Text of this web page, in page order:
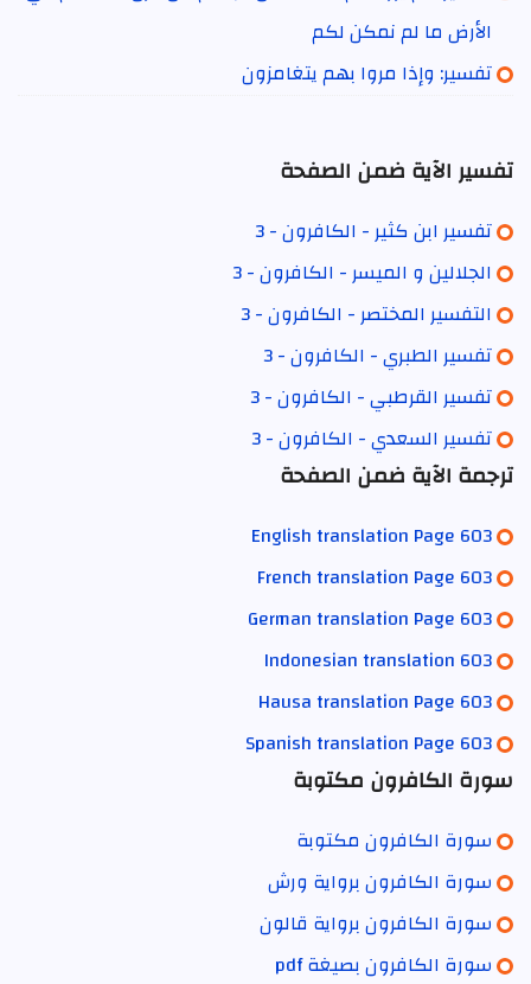
الأرض ما لم نمكن لكم
تفسير: وإذا مروا بهم يتغامزون
تفسير الآية ضمن الصفحة
تفسير ابن كثير - الكافرون - 3
الجلالين و الميسر - الكافرون - 3
التفسير المختصر - الكافرون - 3
تفسير الطبري - الكافرون - 3
تفسير القرطبي - الكافرون - 3
تفسير السعدي - الكافرون - 3
ترجمة الآية ضمن الصفحة
English translation Page 603
French translation Page 603
German translation Page 603
Indonesian translation 603
Hausa translation Page 603
Spanish translation Page 603
سورة الكافرون مكتوبة
سورة الكافرون مكتوبة
سورة الكافرون برواية ورش
سورة الكافرون برواية قالون
سورة الكافرون بصيغة pdf